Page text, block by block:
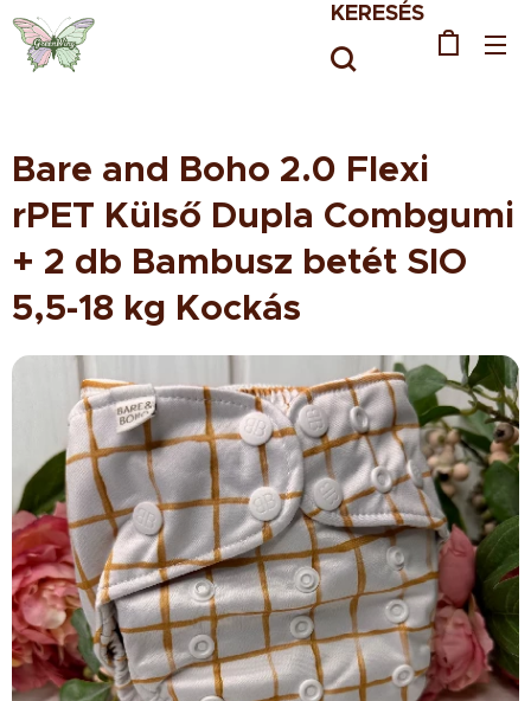
KERESÉS
Bare and Boho 2.0 Flexi
rPET Külső Dupla Combgumi
+ 2 db Bambusz betét SIO
5,5-18 kg Kockás